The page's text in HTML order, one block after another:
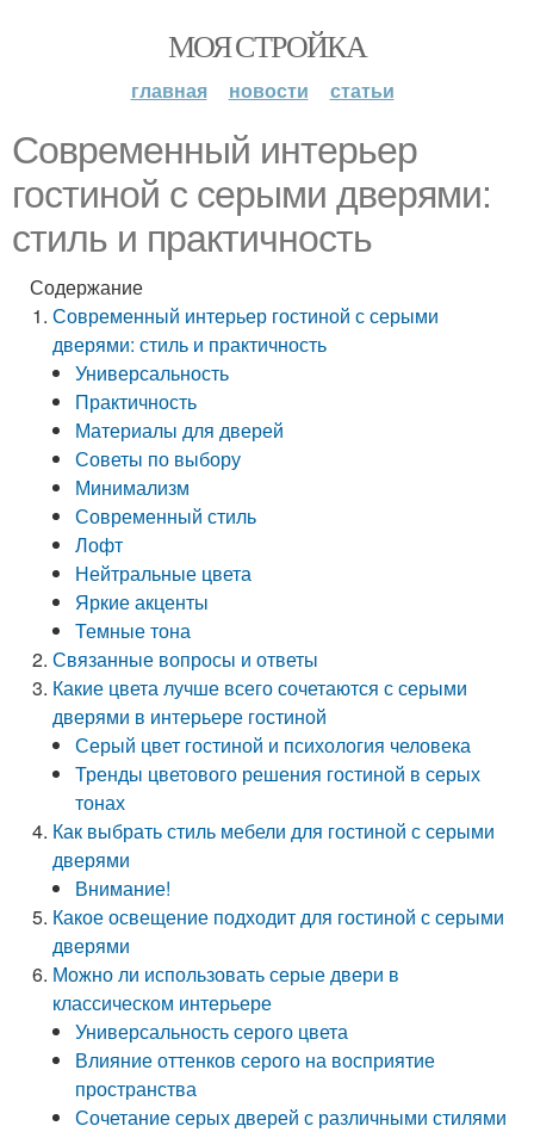
МОЯ СТРОЙКА
главная новости статьи
Современный интерьер
гостиной с серыми дверями:
стиль и практичность
Содержание
Современный интерьер гостиной с серыми
дверями: стиль и практичность
Универсальность
Практичность
Материалы для дверей
Советы по выбору
Минимализм
Современный стиль
Лофт
Нейтральные цвета
Яркие акценты
Темные тона
Связанные вопросы и ответы
Какие цвета лучше всего сочетаются с серыми
дверями в интерьере гостиной
Серый цвет гостиной и психология человека
Тренды цветового решения гостиной в серых
тонах
Как выбрать стиль мебели для гостиной с серыми
дверями
Внимание!
Какое освещение подходит для гостиной с серыми
дверями
Можно ли использовать серые двери в
классическом интерьере
Универсальность серого цвета
Влияние оттенков серого на восприятие
пространства
Сочетание серых дверей с различными стилями